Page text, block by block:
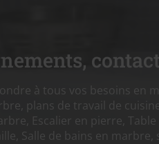
à tous vos besoins en
plans de travail de
Escalier en pierre,
Salle de bains en